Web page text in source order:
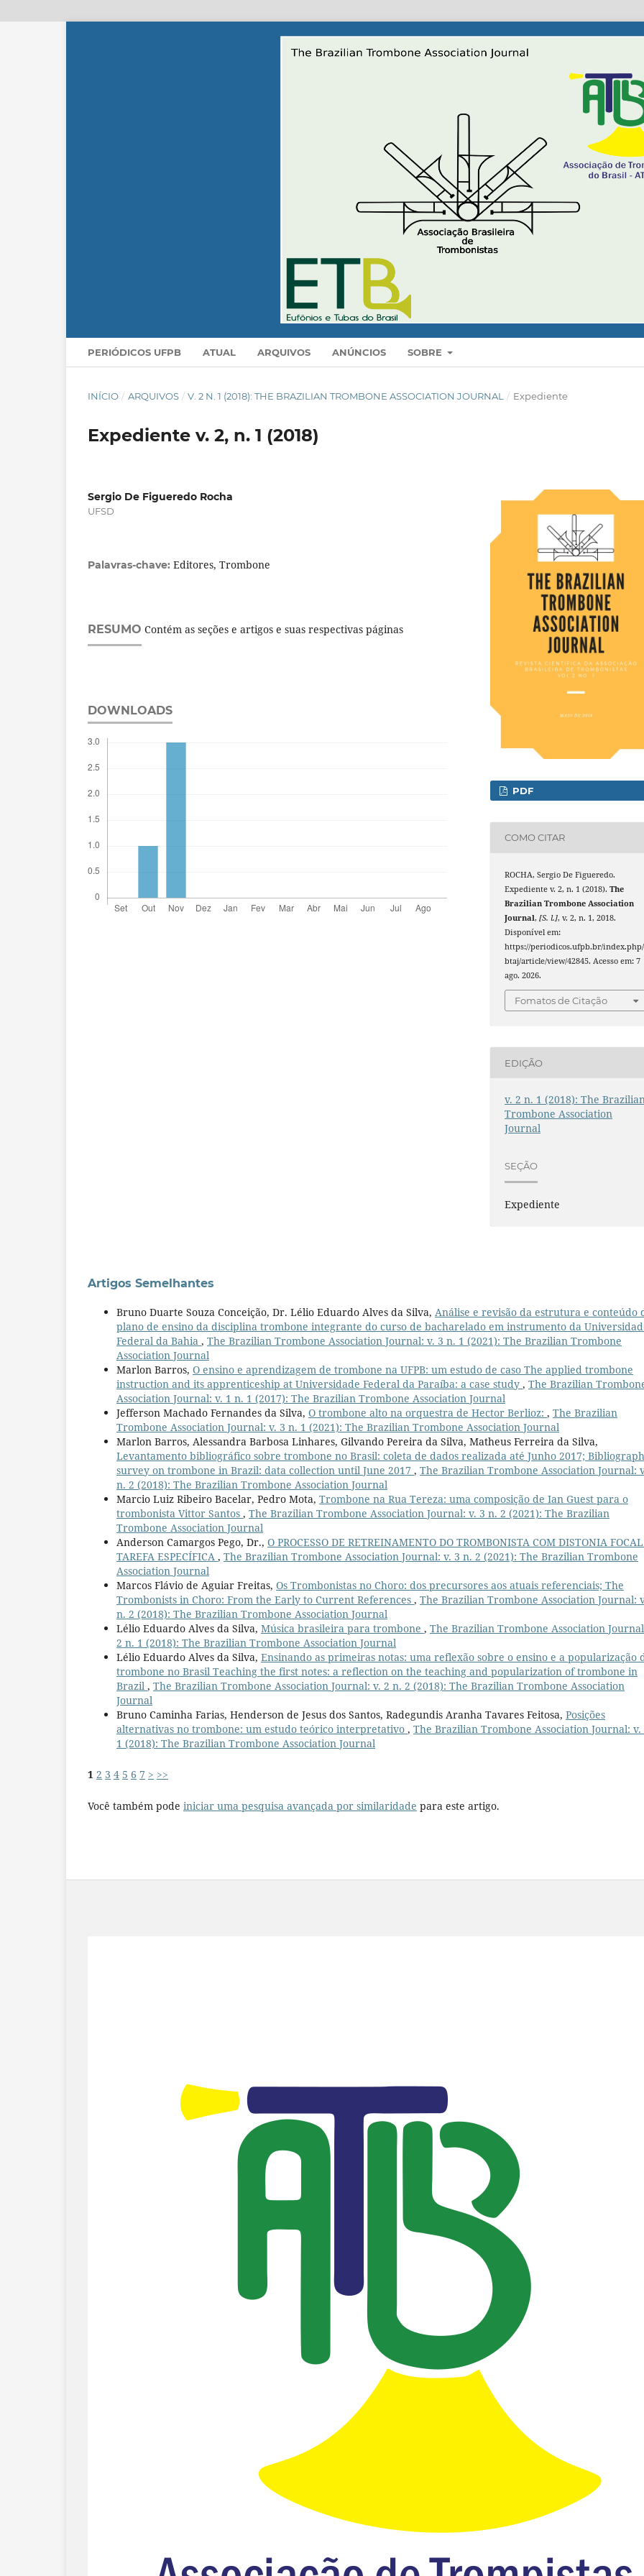
PERIÓDICOS UFPB ATUAL ARQUIVOS ANÚNCIOS SOBRE
INÍCIO / ARQUIVOS / V. 2 N. 1 (2018): THE BRAZILIAN TROMBONE ASSOCIATION JOURNAL / Expediente
Expediente v. 2, n. 1 (2018)
Sergio De Figueredo Rocha
UFSD
Palavras-chave: Editores, Trombone
RESUMO Contém as seções e artigos e suas respectivas páginas
DOWNLOADS
PDF
COMO CITAR
ROCHA, Sergio De Figueredo.
Expediente v. 2, n. 1 (2018).The
Brazilian Trombone Association
Journal,[S. l.], v. 2, n. 1, 2018.
Disponível em:
https://periodicos.ufpb.br/index.php/
btaj/article/view/42845. Acesso em: 7
ago. 2026.
Fomatos de Citação
EDIÇÃO
v. 2 n. 1 (2018): The
Trombone Association
Journal
SEÇÃO
Expediente
Artigos Semelhantes
Bruno Duarte Souza Conceição, Dr. Lélio Eduardo Alves da Silva, Análise e revisão da estrutura e conteúdo
plano de ensino da disciplina trombone integrante do curso de bacharelado em instrumento da
Federal da Bahia , The Brazilian Trombone Association Journal: v. 3 n. 1 (2021): The Brazilian Trombone
Association Journal
Marlon Barros, O ensino e aprendizagem de trombone na UFPB: um estudo de caso The applied trombone
instruction and its apprenticeship at Universidade Federal da Paraíba: a case study , The Brazilian
Association Journal: v. 1 n. 1 (2017): The Brazilian Trombone Association Journal
Jefferson Machado Fernandes da Silva, O trombone alto na orquestra de Hector Berlioz: , The Brazilian
Trombone Association Journal: v. 3 n. 1 (2021): The Brazilian Trombone Association Journal
Marlon Barros, Alessandra Barbosa Linhares, Gilvando Pereira da Silva, Matheus Ferreira da Silva,
Levantamento bibliográfico sobre trombone no Brasil: coleta de dados realizada até Junho 2017;
survey on trombone in Brazil: data collection until June 2017 , The Brazilian Trombone Association Journal:
n. 2 (2018): The Brazilian Trombone Association Journal
Marcio Luiz Ribeiro Bacelar, Pedro Mota, Trombone na Rua Tereza: uma composição de Ian Guest para o
trombonista Vittor Santos , The Brazilian Trombone Association Journal: v. 3 n. 2 (2021): The Brazilian
Trombone Association Journal
Anderson Camargos Pego, Dr., O PROCESSO DE RETREINAMENTO DO TROMBONISTA COM DISTONIA
TAREFA ESPECÍFICA , The Brazilian Trombone Association Journal: v. 3 n. 2 (2021): The Brazilian Trombone
Association Journal
Marcos Flávio de Aguiar Freitas, Os Trombonistas no Choro: dos precursores aos atuais referenciais; The
Trombonists in Choro: From the Early to Current References , The Brazilian Trombone Association Journal:
n. 2 (2018): The Brazilian Trombone Association Journal
Lélio Eduardo Alves da Silva, Música brasileira para trombone , The Brazilian Trombone Association
2 n. 1 (2018): The Brazilian Trombone Association Journal
Lélio Eduardo Alves da Silva, Ensinando as primeiras notas: uma reflexão sobre o ensino e a popularização
trombone no Brasil Teaching the first notes: a reflection on the teaching and popularization of trombone in
Brazil , The Brazilian Trombone Association Journal: v. 2 n. 2 (2018): The Brazilian Trombone Association
Journal
Bruno Caminha Farias, Henderson de Jesus dos Santos, Radegundis Aranha Tavares Feitosa, Posições
alternativas no trombone: um estudo teórico interpretativo , The Brazilian Trombone Association Journal: v.
1 (2018): The Brazilian Trombone Association Journal
1 2 3 4 5 6 7 > >>
Você também pode iniciar uma pesquisa avançada por similaridade para este artigo.